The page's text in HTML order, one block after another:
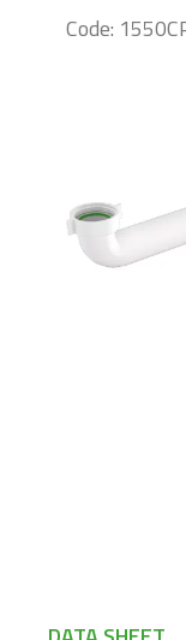
Code: